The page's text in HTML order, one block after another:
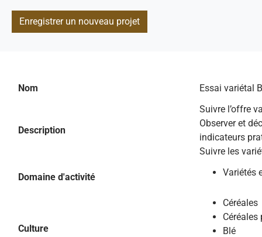
Enregistrer un nouveau projet
Nom Essai variétal
Description
Suivre l’offre
Observer et
indicateurs
Suivre les
Domaine d'activité Variétés
Culture
Céréales
Blé